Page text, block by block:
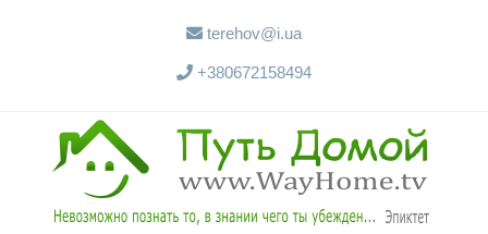
terehov@i.ua
+380672158494